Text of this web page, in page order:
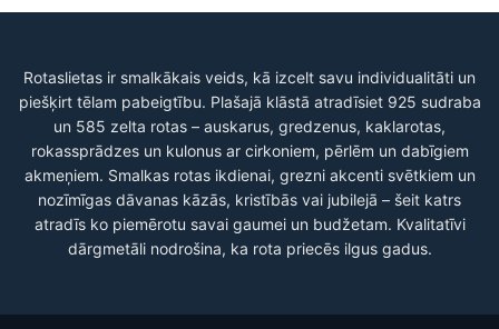
Rotaslietas ir smalkākais veids, kā izcelt savu individualitāti un
piešķirt tēlam pabeigtību. Plašajā klāstā atradīsiet 925 sudraba
un 585 zelta rotas – auskarus, gredzenus, kaklarotas,
rokassprādzes un kulonus ar cirkoniem, pērlēm un dabīgiem
akmeņiem. Smalkas rotas ikdienai, grezni akcenti svētkiem un
nozīmīgas dāvanas kāzās, kristībās vai jubilejā – šeit katrs
atradīs ko piemērotu savai gaumei un budžetam. Kvalitatīvi
dārgmetāli nodrošina, ka rota priecēs ilgus gadus.